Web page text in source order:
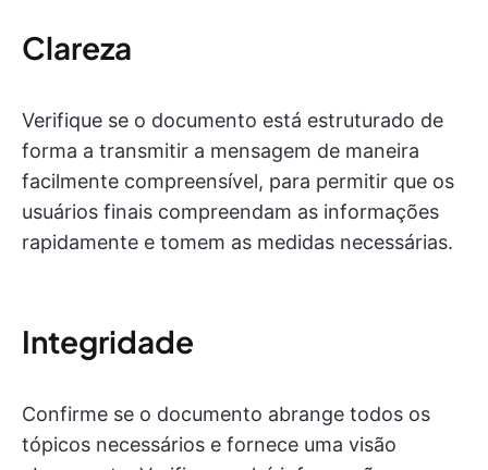
Clareza
Verifique se o documento está estruturado de
forma a transmitir a mensagem de maneira
facilmente compreensível, para permitir que os
usuários finais compreendam as informações
rapidamente e tomem as medidas necessárias.
Integridade
Confirme se o documento abrange todos os
tópicos necessários e fornece uma visão